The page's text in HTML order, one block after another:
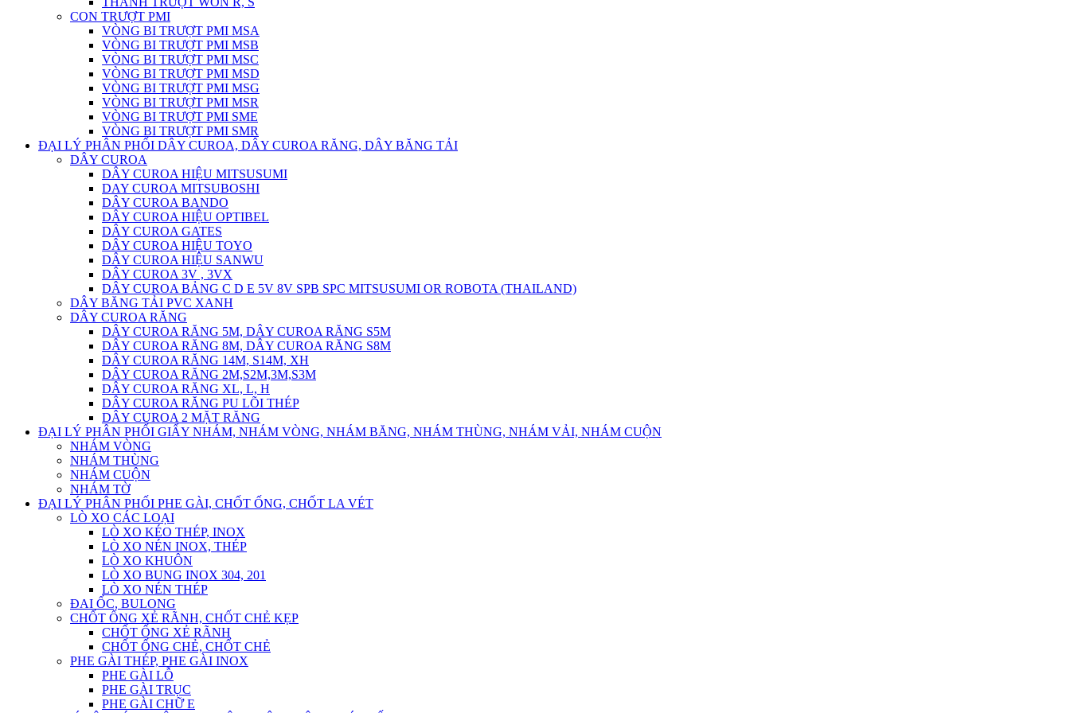
CON TRƯỢT PMI
VÒNG BI TRƯỢT PMI MSA
VÒNG BI TRƯỢT PMI MSB
VÒNG BI TRƯỢT PMI MSC
VÒNG BI TRƯỢT PMI MSD
VÒNG BI TRƯỢT PMI MSG
VÒNG BI TRƯỢT PMI MSR
VÒNG BI TRƯỢT PMI SME
VÒNG BI TRƯỢT PMI SMR
ĐẠI LÝ PHÂN PHỐI DÂY CUROA, DÂY CUROA RĂNG, DÂY BĂNG TẢI
DÂY CUROA
DÂY CUROA HIỆU MITSUSUMI
DAY CUROA MITSUBOSHI
DÂY CUROA BANDO
DÂY CUROA HIỆU OPTIBEL
DÂY CUROA GATES
DÂY CUROA HIỆU TOYO
DÂY CUROA HIỆU SANWU
DÂY CUROA 3V , 3VX
DÂY CUROA BẢNG C D E 5V 8V SPB SPC MITSUSUMI OR ROBOTA (THAILAND)
DÂY BĂNG TẢI PVC XANH
DÂY CUROA RĂNG
DÂY CUROA RĂNG 5M, DÂY CUROA RĂNG S5M
DÂY CUROA RĂNG 8M, DÂY CUROA RĂNG S8M
DÂY CUROA RĂNG 14M, S14M, XH
DÂY CUROA RĂNG 2M,S2M,3M,S3M
DÂY CUROA RĂNG XL, L, H
DÂY CUROA RĂNG PU LÕI THÉP
DÂY CUROA 2 MẶT RĂNG
ĐẠI LÝ PHÂN PHỐI GIẤY NHÁM, NHÁM VÒNG, NHÁM BĂNG, NHÁM THÙNG, NHÁM VẢI, NHÁM CUỘN
NHÁM VÒNG
NHÁM THÙNG
NHÁM CUỘN
NHÁM TỜ
ĐẠI LÝ PHÂN PHỐI PHE GÀI, CHỐT ỐNG, CHỐT LA VÉT
LÒ XO CÁC LOẠI
LÒ XO KÉO THÉP, INOX
LÒ XO NÉN INOX, THÉP
LÒ XO KHUÔN
LÒ XO BUNG INOX 304, 201
LÒ XO NÉN THÉP
ĐAI ỐC, BULONG
CHỐT ỐNG XẺ RÃNH, CHỐT CHẺ KẸP
CHỐT ỐNG XẺ RÃNH
CHỐT ỐNG CHẺ, CHỐT CHẺ
PHE GÀI THÉP, PHE GÀI INOX
PHE GÀI LỖ
PHE GÀI TRỤC
PHE GÀI CHỮ E